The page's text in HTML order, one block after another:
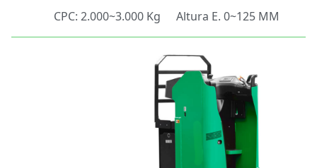
CPC: 2.000~3.000 Kg Altura E. 0~125 MM